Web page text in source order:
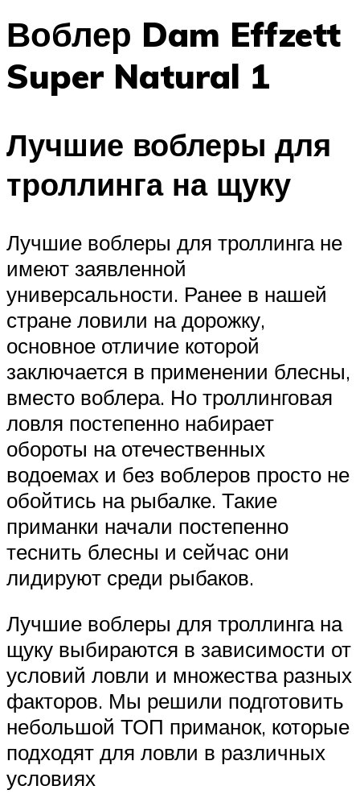
Воблер Dam Effzett
Super Natural 1
Лучшие воблеры для
троллинга на щуку
Лучшие воблеры для троллинга не
имеют заявленной
универсальности. Ранее в нашей
стране ловили на дорожку,
основное отличие которой
заключается в применении блесны,
вместо воблера. Но троллинговая
ловля постепенно набирает
обороты на отечественных
водоемах и без воблеров просто не
обойтись на рыбалке. Такие
приманки начали постепенно
теснить блесны и сейчас они
лидируют среди рыбаков.
Лучшие воблеры для троллинга на
щуку выбираются в зависимости от
условий ловли и множества разных
факторов. Мы решили подготовить
небольшой ТОП приманок, которые
подходят для ловли в различных
условиях